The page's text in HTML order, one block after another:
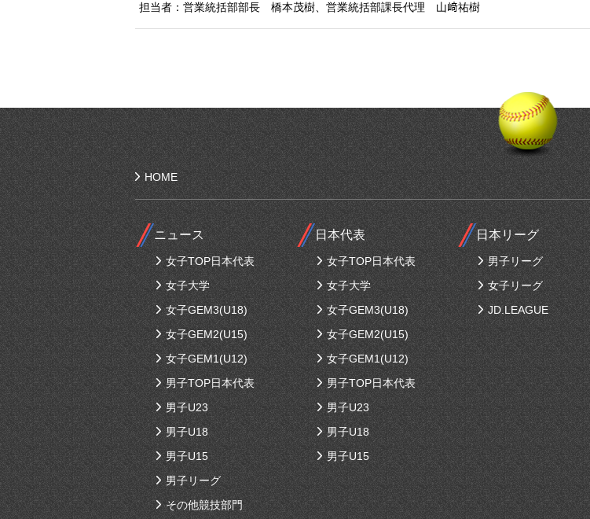
担当者：営業統括部部長 橋本茂樹、営業統括部課長代理 山﨑祐樹
HOME
ニュース
女子TOP日本代表
女子大学
女子GEM3(U18)
女子GEM2(U15)
女子GEM1(U12)
男子TOP日本代表
男子U23
男子U18
男子U15
男子リーグ
その他競技部門
日本代表
女子TOP日本代表
女子大学
女子GEM3(U18)
女子GEM2(U15)
女子GEM1(U12)
男子TOP日本代表
男子U23
男子U18
男子U15
日本リーグ
男子リーグ
女子リーグ
JD.LEAGUE